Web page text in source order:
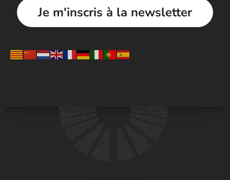
Je m'inscris à la newsletter